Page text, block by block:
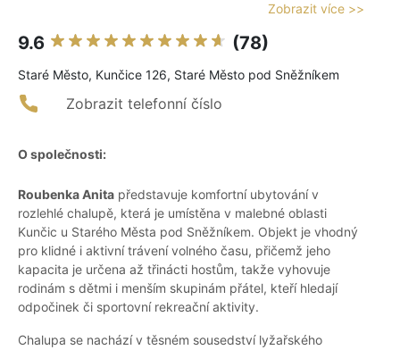
Zobrazit více >>
9.6 (78)
Staré Město, Kunčice 126, Staré Město pod Sněžníkem
Zobrazit telefonní číslo
O společnosti:
Roubenka Anita představuje komfortní ubytování v
rozlehlé chalupě, která je umístěna v malebné oblasti
Kunčic u Starého Města pod Sněžníkem. Objekt je vhodný
pro klidné i aktivní trávení volného času, přičemž jeho
kapacita je určena až třinácti hostům, takže vyhovuje
rodinám s dětmi i menším skupinám přátel, kteří hledají
odpočinek či sportovní rekreační aktivity.
Chalupa se nachází v těsném sousedství lyžařského